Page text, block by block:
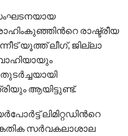
സംഘടനയായ
രാഷ്ട്രീയ
യൂത്ത് ലീഗ്, ജില്ലാ
ആയിട്ടുണ്ട്.
ലിമിറ്റഡിൻറെ
സർവകലാശാല